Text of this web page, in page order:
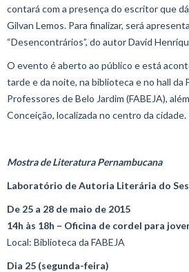
contará com a presença do escritor que
Gilvan Lemos. Para finalizar, será
“Desencontrários”, do autor David
O evento é aberto ao público e está
tarde e da noite, na biblioteca e no hall da
Professores de Belo Jardim (FABEJA),
Conceição, localizada no centro da cidade.
Mostra de Literatura Pernambucana
Laboratório de Autoria Literária do
De 25 a 28 de maio de 2015
14h às 18h – Oficina de cordel para
Local: Biblioteca da FABEJA
Dia 25 (segunda-feira)